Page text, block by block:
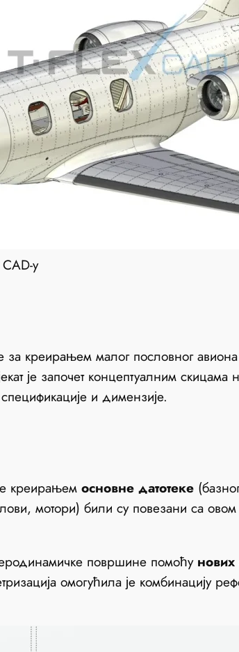
у
креирањем малог пословног авиона
је започет концептуалним
и димензије.
креирањем основне датотеке
мотори) били су повезани са
површине помоћу
омогућила је комбинацију